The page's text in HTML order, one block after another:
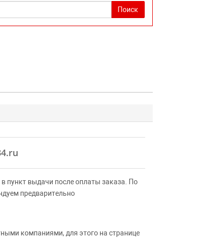
Поиск
пункт выдачи после оплаты заказа. По
предварительно
компаниями, для этого на странице